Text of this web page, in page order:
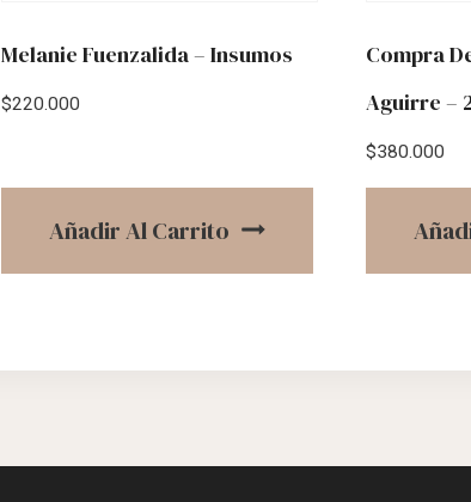
Melanie Fuenzalida – Insumos
$220.000
Añadir Al Carrito
Compra
Aguirre –
$380.000